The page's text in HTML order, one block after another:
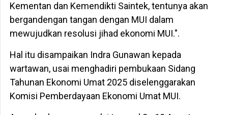
Kementan dan Kemendikti Saintek, tentunya akan
bergandengan tangan dengan MUI dalam
mewujudkan resolusi jihad ekonomi MUI.".
Hal itu disampaikan Indra Gunawan kepada
wartawan, usai menghadiri pembukaan Sidang
Tahunan Ekonomi Umat 2025 diselenggarakan
Komisi Pemberdayaan Ekonomi Umat MUI.